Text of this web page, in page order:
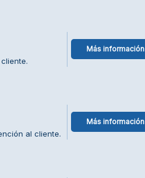
Más información
al cliente.
Más información